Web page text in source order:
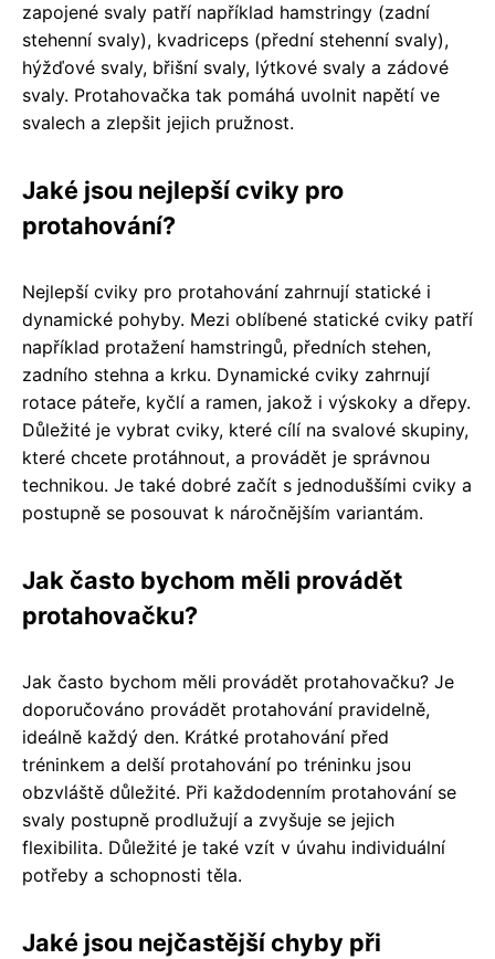
zapojené svaly patří například hamstringy (zadní
stehenní svaly), kvadriceps (přední stehenní svaly),
hýžďové svaly, břišní svaly, lýtkové svaly a zádové
svaly. Protahovačka tak pomáhá uvolnit napětí ve
svalech a zlepšit jejich pružnost.
Jaké jsou nejlepší cviky pro
protahování?
Nejlepší cviky pro protahování zahrnují statické i
dynamické pohyby. Mezi oblíbené statické cviky patří
například protažení hamstringů, předních stehen,
zadního stehna a krku. Dynamické cviky zahrnují
rotace páteře, kyčlí a ramen, jakož i výskoky a dřepy.
Důležité je vybrat cviky, které cílí na svalové skupiny,
které chcete protáhnout, a provádět je správnou
technikou. Je také dobré začít s jednoduššími cviky a
postupně se posouvat k náročnějším variantám.
Jak často bychom měli provádět
protahovačku?
Jak často bychom měli provádět protahovačku? Je
doporučováno provádět protahování pravidelně,
ideálně každý den. Krátké protahování před
tréninkem a delší protahování po tréninku jsou
obzvláště důležité. Při každodenním protahování se
svaly postupně prodlužují a zvyšuje se jejich
flexibilita. Důležité je také vzít v úvahu individuální
potřeby a schopnosti těla.
Jaké jsou nejčastější chyby při